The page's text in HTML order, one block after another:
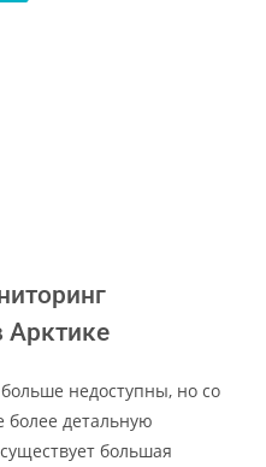
Арктике
недоступны, но со
более детальную
большая